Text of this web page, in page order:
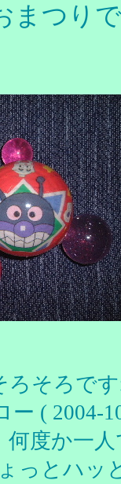
まつり
ろそろで
( 2004-
何度か一
っとハッ